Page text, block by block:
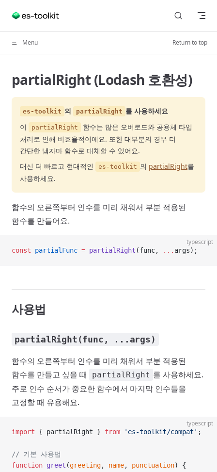
Skip to content
Menu Return to top
partialRight (Lodash 호환성)
es-toolkit 의 partialRight 를 사용하세요
이
partialRight
함수는 많은 오버로드와 공용체 타입
처리로 인해 비효율적이에요. 또한 대부분의 경우 더
간단한 냄자마 함수로 대체할 수 있어요.
대신 더 빠르고 현대적인
es-toolkit 의 partialRight를
사용하세요.
함수의 오른쪽부터 인수를 미리 채워서 부분 적용된
함수를 만들어요.
typescript
const partialFunc = partialRight (func, ... args);
사용법
partialRight(func, ...args)
함수의 오른쪽부터 인수를 미리 채워서 부분 적용된
함수를 만들고 싶을 때
partialRight 를 사용하세요.
주로 인수 순서가 중요한 함수에서 마지막 인수들을
고정할 때 유용해요.
typescript
import { partialRight } from 'es-toolkit/compat' ;
// 기본 사용법
function greet (greeting, name, punctuation) {